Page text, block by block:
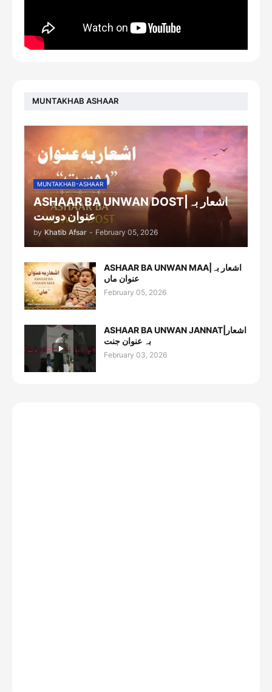
MUNTAKHAB ASHAAR
MUNTAKHAB-ASHAAR
ASHAAR BA UNWAN DOST|اشعار بہ
عنوان دوست
by Khatib Afsar - February 05, 2026
ASHAAR BA UNWAN MAA|اشعار بہ
عنوان ماں
February 05, 2026
ASHAAR BA UNWAN JANNAT|اشعار
بہ عنوان جنت
February 03, 2026